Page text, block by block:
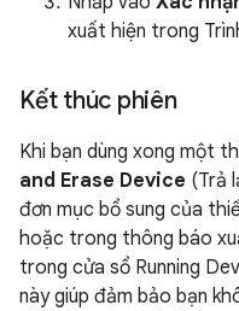
xuất hiện trong
Kết thúc phiên
Khi bạn dùng xong một
and Erase Device (Trả
đơn mục bổ sung của
hoặc trong thông báo
trong cửa sổ Running
này giúp đảm bảo bạn